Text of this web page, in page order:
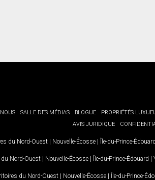
SALLE DES MÉDIAS BLOGUE PROPRIÉTÉS
AVIS JURIDIQUE
du Nord-Ouest | Nouvelle-Écosse | Île-du-Prince-Édouard
du Nord-Ouest | Nouvelle-Écosse | Île-du-Prince-Édouard |
du Nord-Ouest | Nouvelle-Écosse | Île-du-Prince-